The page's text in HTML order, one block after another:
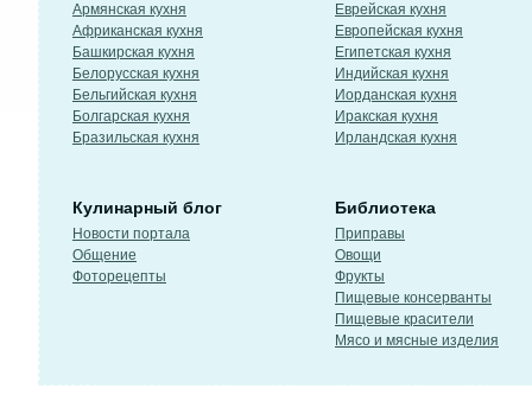
Армянская кухня
Африканская кухня
Башкирская кухня
Белорусская кухня
Бельгийская кухня
Болгарская кухня
Бразильская кухня
Еврейская кухня
Европейская кухня
Египетская кухня
Индийская кухня
Иорданская кухня
Иракская кухня
Ирландская кухня
Кулинарный блог
Новости портала
Общение
Фоторецепты
Библиотека
Приправы
Овощи
Фрукты
Пищевые консерванты
Пищевые красители
Мясо и мясные изделия